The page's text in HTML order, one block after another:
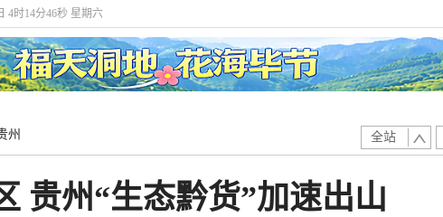
4时14分46秒 星期六
州 全站
贵州“生态黔货”加速出山